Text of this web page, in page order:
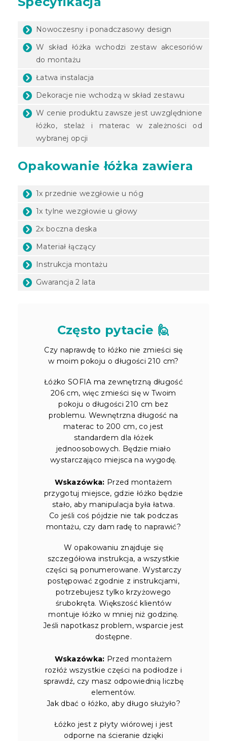
Nowoczesny i ponadczasowy design
W skład łóżka wchodzi zestaw akcesoriów
do montażu
Łatwa instalacja
Dekoracje nie wchodzą w skład zestawu
W cenie produktu zawsze jest uwzględnione
łóżko, stelaż i materac w zależności od
wybranej opcji
Opakowanie łóżka zawiera
1x przednie wezgłowie u nóg
1x tylne wezgłowie u głowy
2x boczna deska
Materiał łączący
Instrukcja montażu
Gwarancja 2 lata
Często pytacie 🙋
Czy naprawdę to łóżko nie zmieści się
w moim pokoju o długości 210 cm?
Łóżko SOFIA ma zewnętrzną długość
206 cm, więc zmieści się w Twoim
pokoju o długości 210 cm bez
problemu. Wewnętrzna długość na
materac to 200 cm, co jest
standardem dla łóżek
jednoosobowych. Będzie miało
wystarczająco miejsca na wygodę.
Wskazówka: Przed montażem
przygotuj miejsce, gdzie łóżko będzie
stało, aby manipulacja była łatwa.
Co jeśli coś pójdzie nie tak podczas
montażu, czy dam radę to naprawić?
W opakowaniu znajduje się
szczegółowa instrukcja, a wszystkie
części są ponumerowane. Wystarczy
postępować zgodnie z instrukcjami,
potrzebujesz tylko krzyżowego
śrubokręta. Większość klientów
montuje łóżko w mniej niż godzinę.
Jeśli napotkasz problem, wsparcie jest
dostępne.
Wskazówka: Przed montażem
rozłóż wszystkie części na podłodze i
sprawdź, czy masz odpowiednią liczbę
elementów.
Jak dbać o łóżko, aby długo służyło?
Łóżko jest z płyty wiórowej i jest
odporne na ścieranie dzięki